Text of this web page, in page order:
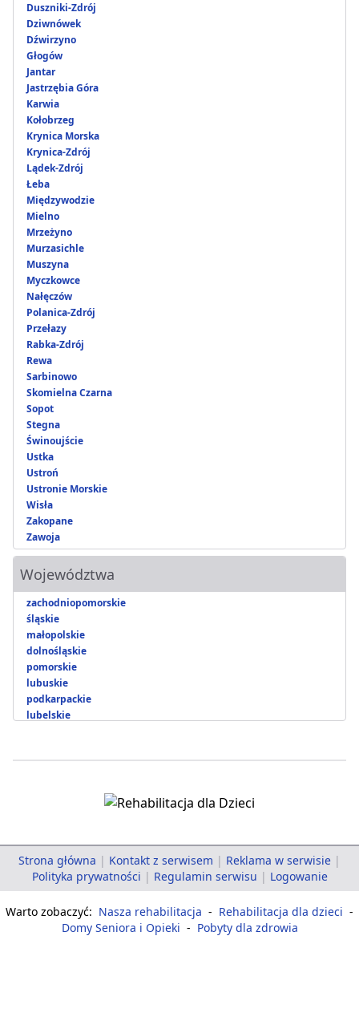
Duszniki-Zdrój
Dziwnówek
Dźwirzyno
Głogów
Jantar
Jastrzębia Góra
Karwia
Kołobrzeg
Krynica Morska
Krynica-Zdrój
Lądek-Zdrój
Łeba
Międzywodzie
Mielno
Mrzeżyno
Murzasichle
Muszyna
Myczkowce
Nałęczów
Polanica-Zdrój
Przełazy
Rabka-Zdrój
Rewa
Sarbinowo
Skomielna Czarna
Sopot
Stegna
Świnoujście
Ustka
Ustroń
Ustronie Morskie
Wisła
Zakopane
Zawoja
Województwa
zachodniopomorskie
śląskie
małopolskie
dolnośląskie
pomorskie
lubuskie
podkarpackie
lubelskie
Strona główna | Kontakt z serwisem | Reklama w serwisie |
Polityka prywatności | Regulamin serwisu | Logowanie
Warto zobaczyć: Nasza rehabilitacja - Rehabilitacja dla dzieci -
Domy Seniora i Opieki - Pobyty dla zdrowia